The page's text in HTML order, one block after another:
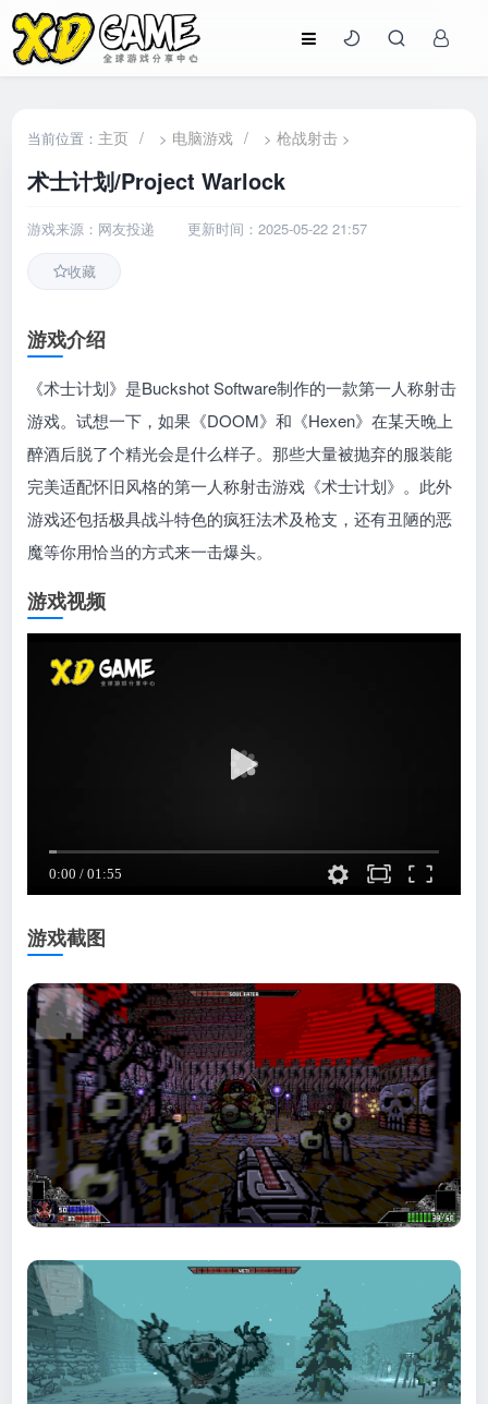
当前位置： 主页 / > 电脑游戏 / >枪战射击 >
术士计划/Project Warlock
游戏来源：网友投递 更新时间：2025-05-22 21:57
收藏
游戏介绍
《术士计划》是Buckshot Software制作的一款第一人称射击
游戏。试想一下，如果《DOOM》和《Hexen》在某天晚上
醉酒后脱了个精光会是什么样子。那些大量被抛弃的服装能
完美适配怀旧风格的第一人称射击游戏《术士计划》。此外
游戏还包括极具战斗特色的疯狂法术及枪支，还有丑陋的恶
魔等你用恰当的方式来一击爆头。
游戏视频
游戏截图